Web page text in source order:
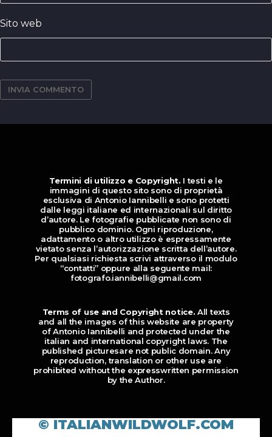
Sito web
Termini di utilizzo e Copyright. I testi e le
immagini di questo sito sono di proprietà
esclusiva di Antonio Iannibelli e sono protetti
dalle leggi italiane ed internazionali sul diritto
d’autore. Le fotografie pubblicate non sono di
pubblico dominio. Ogni riproduzione,
adattamento o altro utilizzo è espressamente
vietato senza l’autorizzazione scritta dell’autore.
Per qualsiasi richiesta scrivi attraverso il modulo
“contatti” oppure alla seguente mail:
fotografo.iannibelli@gmail.com
Terms of use and Copyright notice. All texts
and all the images of this website are property
of Antonio Iannibelli and protected under the
italian and international copyright laws. The
published picturesare not public domain. Any
reproduction, translation or other use are
prohibited without the expresswritten permission
by the Author.
© ITALIANWILDWOLF.COM